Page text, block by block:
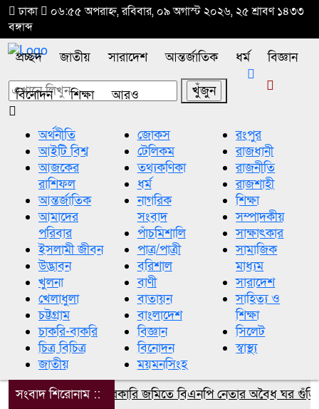
ঢাকা
০৬:৫৫ অপরাহ্ন, রবিবার, ০৯ অগাস্ট ২০২৬, ২৫ শ্রাবণ ১৪৩৩
বঙ্গাব্দ
প্রচ্ছদ জাতীয় সারাদেশ আন্তর্জাতিক ধর্ম বিজ্ঞান
বিনোদন শিক্ষা আরও
অর্থনীতি
আইটি বিশ্ব
আজকের
রাশিফল
আন্তর্জাতিক
আমাদের
পরিবার
ইসলামী জীবন
উদ্ভাবন
খুলনা
খেলাধুলা
চট্টগ্রাম
চাকরি-বাকরি
চিত্র বিচিত্র
জাতীয়
জোকস
টেলিকম
তথ্যকণিকা
ধর্ম
নাগরিক
সংবাদ
পাঁচমিশালি
পাত্র/পাত্রী
বরিশাল
বাণী
বাতায়ন
বাংলাদেশ
বিজ্ঞান
বিনোদন
ময়মনসিংহ
রংপুর
রাজধানী
রাজনীতি
রাজশাহী
শিক্ষা
সম্পাদকীয়
সাক্ষাৎকার
সামাজিক
মাধ্যম
সারাদেশ
সাহিত্য ও
শিক্ষা
সিলেট
স্বাস্থ্য
সংবাদ শিরোনাম ::সরকারি জমিতে বিএনপি নেতার অবৈধ ঘর গুঁড়িয়ে